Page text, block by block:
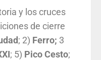
y los cruces
de cierre
; 2) Ferro; 3
; 5) PicoCesto;